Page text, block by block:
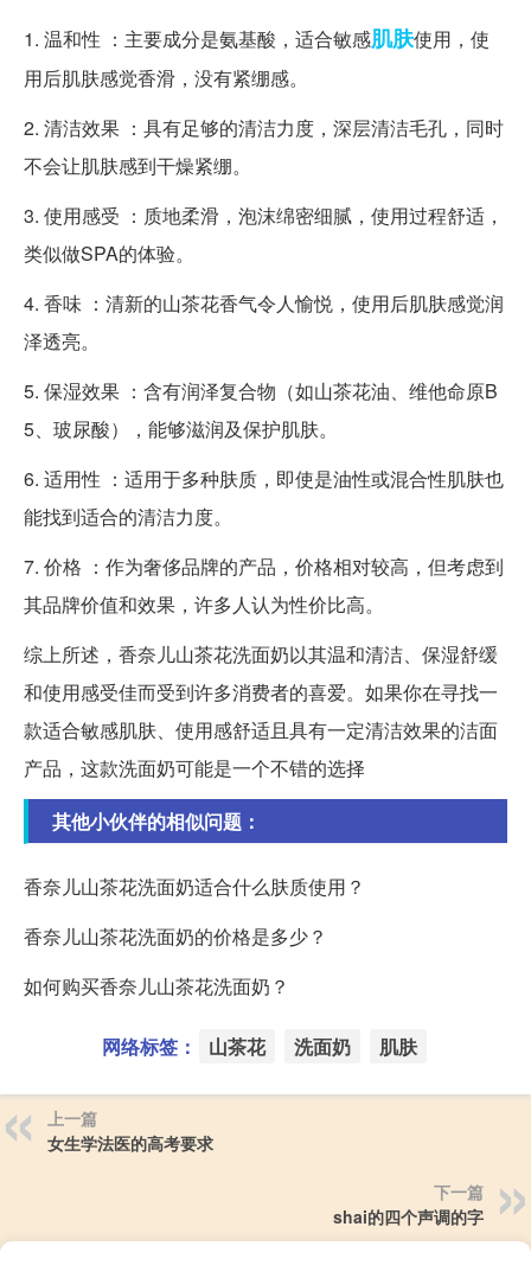
1. 温和性 ：主要成分是氨基酸，适合敏感肌肤使用，使
用后肌肤感觉香滑，没有紧绷感。
2. 清洁效果 ：具有足够的清洁力度，深层清洁毛孔，同时
不会让肌肤感到干燥紧绷。
3. 使用感受 ：质地柔滑，泡沫绵密细腻，使用过程舒适，
类似做SPA的体验。
4. 香味 ：清新的山茶花香气令人愉悦，使用后肌肤感觉润
泽透亮。
5. 保湿效果 ：含有润泽复合物（如山茶花油、维他命原B
5、玻尿酸），能够滋润及保护肌肤。
6. 适用性 ：适用于多种肤质，即使是油性或混合性肌肤也
能找到适合的清洁力度。
7. 价格 ：作为奢侈品牌的产品，价格相对较高，但考虑到
其品牌价值和效果，许多人认为性价比高。
综上所述，香奈儿山茶花洗面奶以其温和清洁、保湿舒缓
和使用感受佳而受到许多消费者的喜爱。如果你在寻找一
款适合敏感肌肤、使用感舒适且具有一定清洁效果的洁面
产品，这款洗面奶可能是一个不错的选择
其他小伙伴的相似问题：
香奈儿山茶花洗面奶适合什么肤质使用？
香奈儿山茶花洗面奶的价格是多少？
如何购买香奈儿山茶花洗面奶？
网络标签： 山茶花 洗面奶 肌肤
上一篇
女生学法医的高考要求
下一篇
shai的四个声调的字